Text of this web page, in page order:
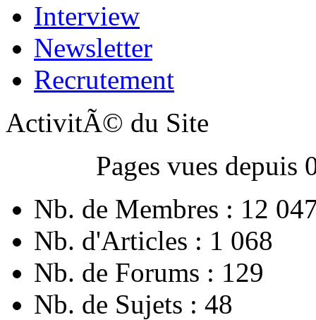
Interview
Newsletter
Recrutement
ActivitÃ© du Site
Pages vues
Nb. de Membres : 12
Nb. d'Articles : 1 068
Nb. de Forums : 129
Nb. de Sujets : 48